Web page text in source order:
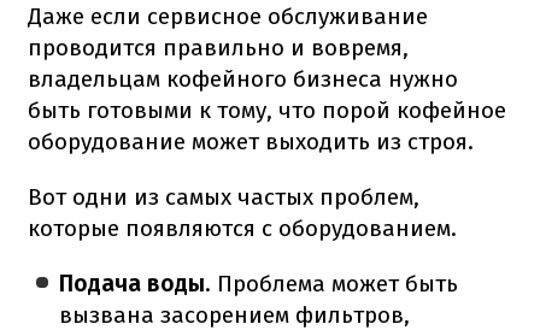
Даже если сервисное обслуживание
проводится правильно и вовремя,
владельцам кофейного бизнеса нужно
быть готовыми к тому, что порой кофейное
оборудование может выходить из строя.
Вот одни из самых частых проблем,
которые появляются с оборудованием.
Подача воды. Проблема может быть
вызвана засорением фильтров,